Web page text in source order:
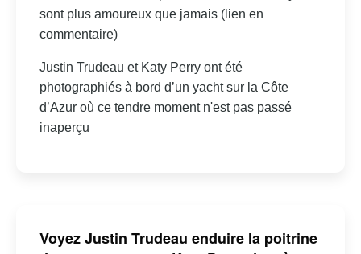
sont plus amoureux que jamais (lien en
commentaire)
Justin Trudeau et Katy Perry ont été
photographiés à bord d’un yacht sur la Côte
d’Azur où ce tendre moment n'est pas passé
inaperçu
Voyez Justin Trudeau enduire la poitrine